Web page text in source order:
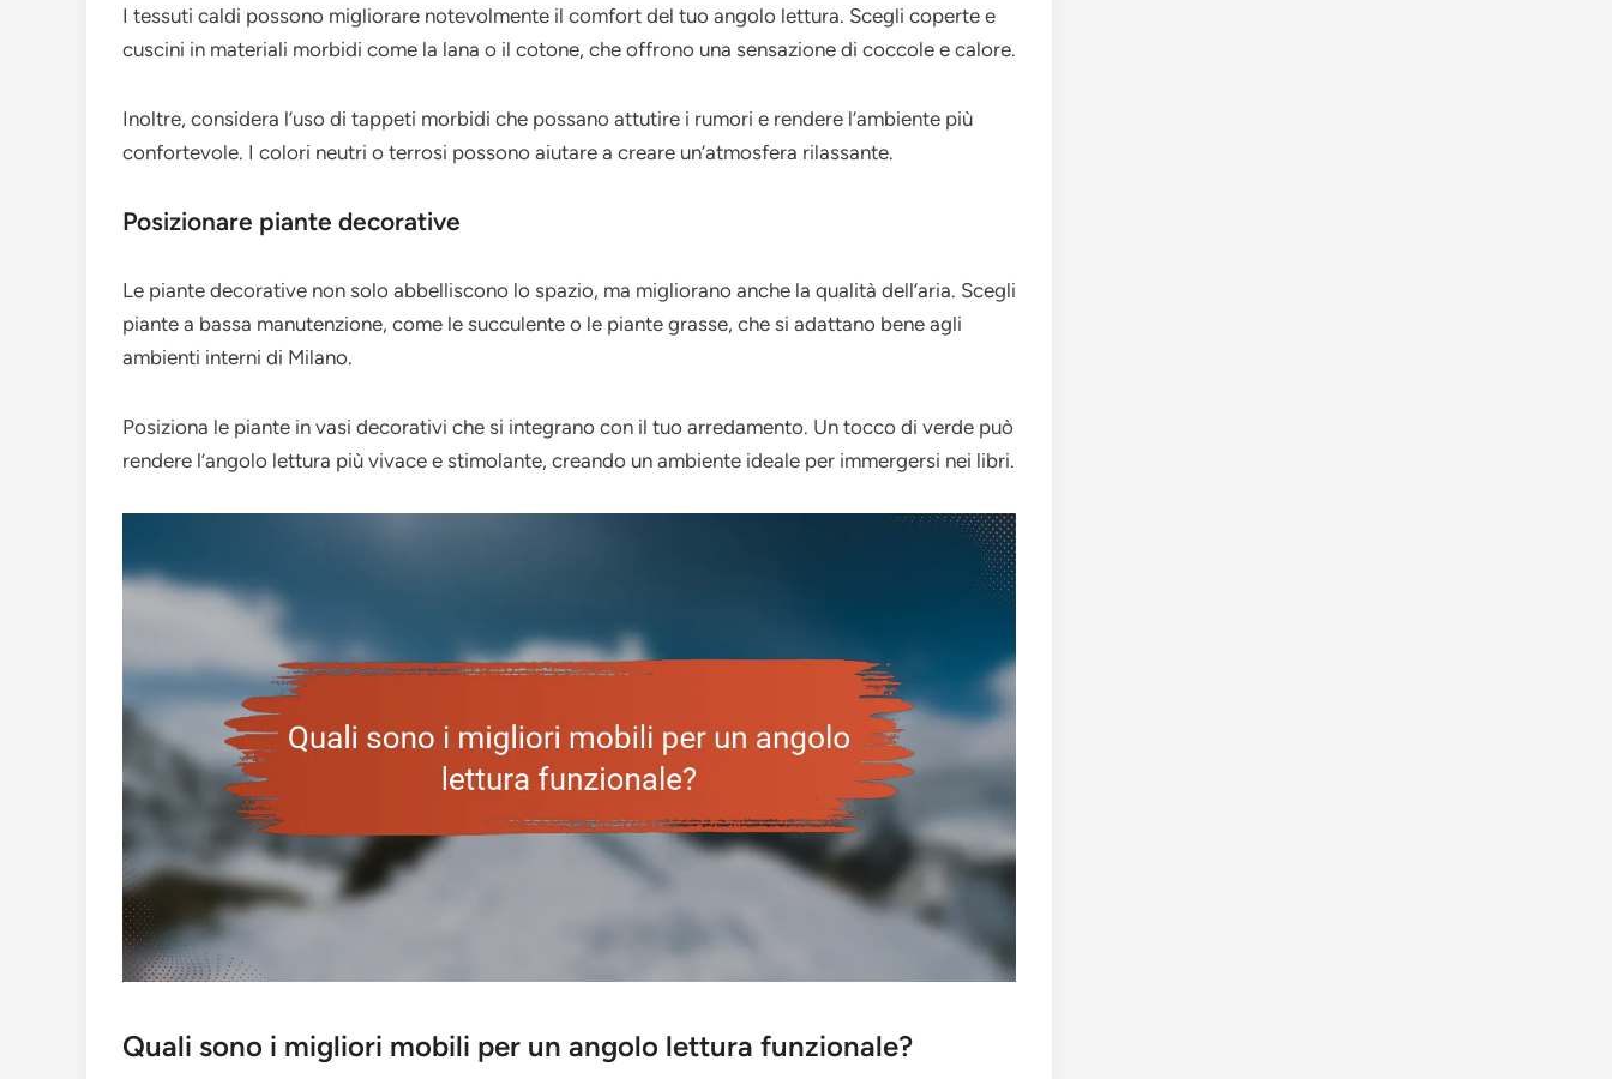
I tessuti caldi possono migliorare notevolmente il comfort del tuo angolo lettura. Scegli coperte e
cuscini in materiali morbidi come la lana o il cotone, che offrono una sensazione di coccole e calore.
Inoltre, considera l’uso di tappeti morbidi che possano attutire i rumori e rendere l’ambiente più
confortevole. I colori neutri o terrosi possono aiutare a creare un’atmosfera rilassante.
Posizionare piante decorative
Le piante decorative non solo abbelliscono lo spazio, ma migliorano anche la qualità dell’aria. Scegli
piante a bassa manutenzione, come le succulente o le piante grasse, che si adattano bene agli
ambienti interni di Milano.
Posiziona le piante in vasi decorativi che si integrano con il tuo arredamento. Un tocco di verde può
rendere l’angolo lettura più vivace e stimolante, creando un ambiente ideale per immergersi nei libri.
Quali sono i migliori mobili per un angolo lettura funzionale?